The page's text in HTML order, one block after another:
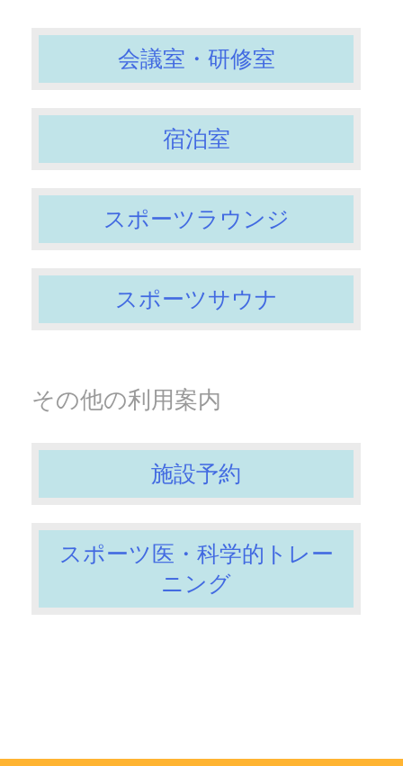
会議室・研修室
宿泊室
スポーツラウンジ
スポーツサウナ
その他の利用案内
施設予約
スポーツ医・科学的トレー
ニング